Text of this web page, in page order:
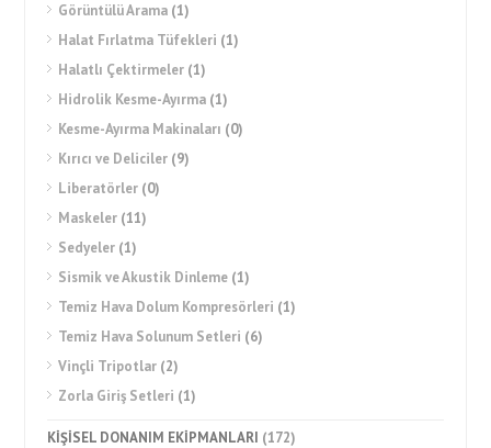
Görüntülü Arama (1)
Halat Fırlatma Tüfekleri (1)
Halatlı Çektirmeler (1)
Hidrolik Kesme-Ayırma (1)
Kesme-Ayırma Makinaları (0)
Kırıcı ve Deliciler (9)
Liberatörler (0)
Maskeler (11)
Sedyeler (1)
Sismik ve Akustik Dinleme (1)
Temiz Hava Dolum Kompresörleri (1)
Temiz Hava Solunum Setleri (6)
Vinçli Tripotlar (2)
Zorla Giriş Setleri (1)
KİŞİSEL DONANIM EKİPMANLARI (172)